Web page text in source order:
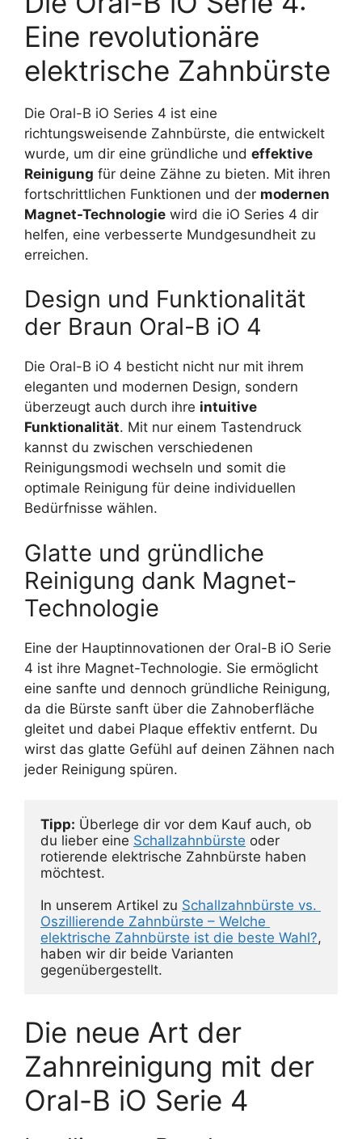
Eine revolutionäre
elektrische Zahnbürste
Die Oral-B iO Series 4 ist eine
richtungsweisende Zahnbürste, die entwickelt
wurde, um dir eine gründliche und effektive
Reinigung für deine Zähne zu bieten. Mit ihren
fortschrittlichen Funktionen und der modernen
Magnet-Technologie wird die iO Series 4 dir
helfen, eine verbesserte Mundgesundheit zu
erreichen.
Design und Funktionalität
der Braun Oral-B iO 4
Die Oral-B iO 4 besticht nicht nur mit ihrem
eleganten und modernen Design, sondern
überzeugt auch durch ihre intuitive
Funktionalität. Mit nur einem Tastendruck
kannst du zwischen verschiedenen
Reinigungsmodi wechseln und somit die
optimale Reinigung für deine individuellen
Bedürfnisse wählen.
Glatte und gründliche
Reinigung dank Magnet-
Technologie
Eine der Hauptinnovationen der Oral-B iO Serie
4 ist ihre Magnet-Technologie. Sie ermöglicht
eine sanfte und dennoch gründliche Reinigung,
da die Bürste sanft über die Zahnoberfläche
gleitet und dabei Plaque effektiv entfernt. Du
wirst das glatte Gefühl auf deinen Zähnen nach
jeder Reinigung spüren.
Tipp: Überlege dir vor dem Kauf auch, ob
du lieber eine Schallzahnbürste oder
rotierende elektrische Zahnbürste haben
möchtest.
In unserem Artikel zu Schallzahnbürste vs.
Oszillierende Zahnbürste – Welche
elektrische Zahnbürste ist die beste Wahl?,
haben wir dir beide Varianten
gegenübergestellt.
Die neue Art der
Zahnreinigung mit der
Oral-B iO Serie 4